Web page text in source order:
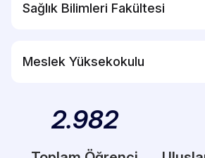
Sağlık Bilimleri Fakültesi
Meslek Yüksekokulu
2.982